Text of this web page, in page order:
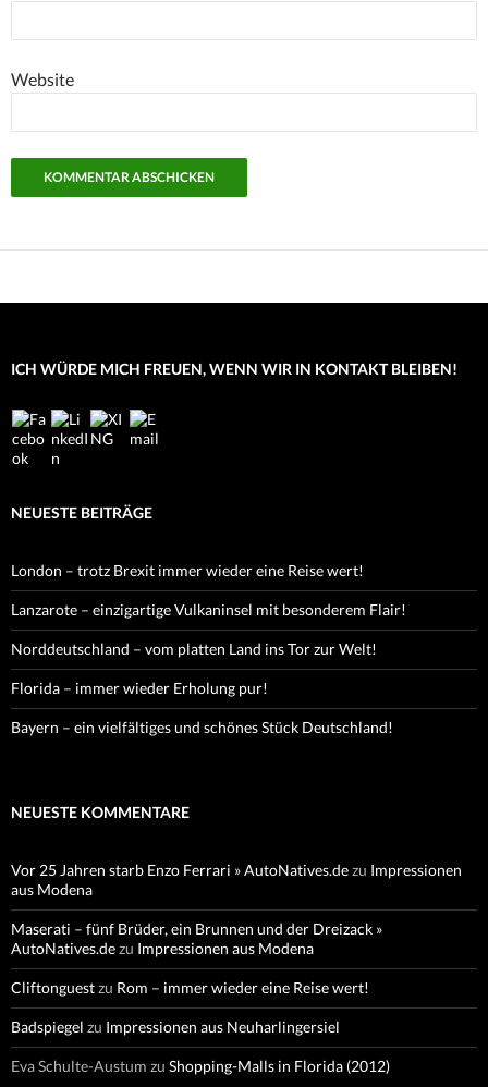
Website
ICH WÜRDE MICH FREUEN, WENN WIR IN KONTAKT BLEIBEN!
NEUESTE BEITRÄGE
London – trotz Brexit immer wieder eine Reise wert!
Lanzarote – einzigartige Vulkaninsel mit besonderem Flair!
Norddeutschland – vom platten Land ins Tor zur Welt!
Florida – immer wieder Erholung pur!
Bayern – ein vielfältiges und schönes Stück Deutschland!
NEUESTE KOMMENTARE
Vor 25 Jahren starb Enzo Ferrari » AutoNatives.dezu Impressionen
aus Modena
Maserati – fünf Brüder, ein Brunnen und der Dreizack »
AutoNatives.dezu Impressionen aus Modena
Cliftonguestzu Rom – immer wieder eine Reise wert!
Badspiegel zu Impressionen aus Neuharlingersiel
Eva Schulte-Austum zu Shopping-Malls in Florida (2012)